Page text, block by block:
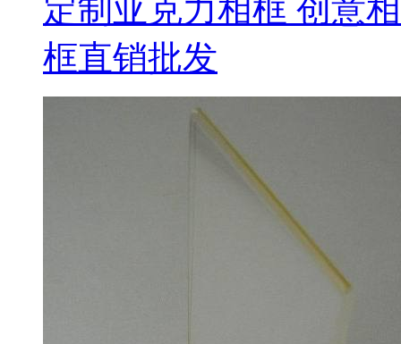
定制亚克力相框 创意
框直销批发